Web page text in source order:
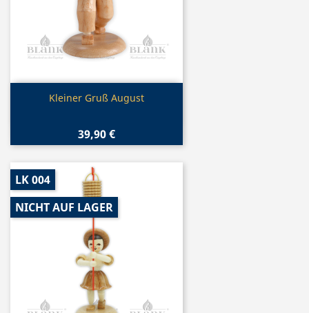
Vorschau
Kleiner Gruß August
39,90 €
LK 004
NICHT AUF LAGER